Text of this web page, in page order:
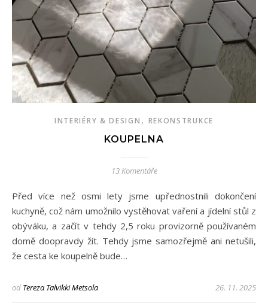
INTERIÉRY & DESIGN , REKONSTRUKCE
KOUPELNA
13 Komentáře
Před více než osmi lety jsme upřednostnili dokončení
kuchyně, což nám umožnilo vystěhovat vaření a jídelní stůl z
obýváku, a začít v tehdy 2,5 roku provizorně používaném
domě doopravdy žít. Tehdy jsme samozřejmě ani netušili,
že cesta ke koupelně bude…
od Tereza Talvikki Metsola 26. 11. 2025